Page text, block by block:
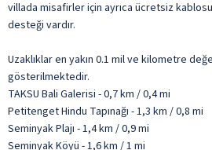
villada misafirler için ayrıca ücretsiz
desteği vardır.
Uzaklıklar en yakın 0.1 mil ve kilometre
gösterilmektedir.
TAKSU Bali Galerisi - 0,7 km / 0,4 mi
Petitenget Hindu Tapınağı - 1,3 km / 0,8 mi
Seminyak Plajı - 1,4 km / 0,9 mi
Seminyak Köyü - 1,6 km / 1 mi